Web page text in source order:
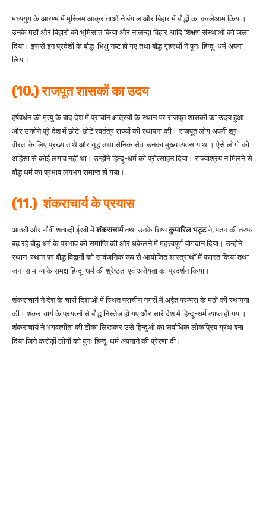
मध्ययुग के आरम्भ में मुस्लिम आक्रांताओं ने बंगाल और बिहार में बौद्धों का कत्लेआम किया।
उनके मठों और विहारों को भूमिसात किया और नालन्दा विहार आदि शिक्षण संस्थाओं को जला
दिया। इससे इन प्रदेशों के बौद्ध-भिक्षु नष्ट हो गए तथा बौद्ध गृहस्थों ने पुनः हिन्दू-धर्म अपना
लिया।
(10.) राजपूत शासकों का उदय
हर्षवर्धन की मृत्यु के बाद देश में प्राचीन क्षत्रियों के स्थान पर राजपूत शासकों का उदय हुआ
और उन्होंने पूरे देश में छोटे-छोटे स्वतंत्र राज्यों की स्थापना की। राजपूत लोग अपनी शूर-
वीरता के लिए प्रख्यात थे और युद्ध तथा सैनिक सेवा उनका मुख्य व्यवसाय था। ऐसे लोगों को
अहिंसा से कोई लगाव नहीं था। उन्होंने हिन्दू-धर्म को प्रोत्साहन दिया। राज्याश्रय न मिलने से
बौद्ध धर्म का प्रभाव लगभग समाप्त हो गया।
(11.) शंकराचार्य के प्रयास
आठवीं और नौवीं शताब्दी ईस्वी मेंशंकराचार्यतथा उनके शिष्यकुमारिल भट्टने, पतन की तरफ
बढ़ रहे बौद्ध धर्म के प्रभाव को समाप्ति की ओर धकेलने में महत्त्वपूर्ण योगदान दिया। उन्होंने
स्थान-स्थान पर बौद्ध विद्वानों को सार्वजनिक रूप से आयोजित शास्त्रार्थों में परास्त किया तथा
जन-सामान्य के समक्ष हिन्दू-धर्म की श्रेष्ठता एवं अजेयता का प्रदर्शन किया।
शंकराचार्य ने देश के चारों दिशाओं में स्थित प्राचीन नगरों में अद्वैत परम्परा के मठों की स्थापना
की। शंकराचार्य के प्रयत्नों से बौद्ध निस्तेज हो गए और सारे देश में हिन्दू-धर्म व्याप्त हो गया।
शंकराचार्य ने भगवत्गीता की टीका लिखकर उसे हिन्दुओं का सर्वाधिक लोकप्रिय ग्रंथ बना
दिया जिने करोड़ों लोगों को पुनः हिन्दू-धर्म अपनाने की प्रेरणा दी।